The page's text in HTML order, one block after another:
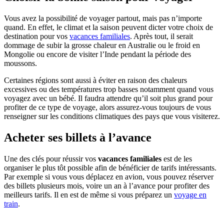
Vous avez la possibilité de voyager partout, mais pas n’importe
quand. En effet, le climat et la saison peuvent dicter votre choix de
destination pour vos vacances familiales. Après tout, il serait
dommage de subir la grosse chaleur en Australie ou le froid en
Mongolie ou encore de visiter l’Inde pendant la période des
moussons.
Certaines régions sont aussi à éviter en raison des chaleurs
excessives ou des températures trop basses notamment quand vous
voyagez avec un bébé. Il faudra attendre qu’il soit plus grand pour
profiter de ce type de voyage, alors assurez-vous toujours de vous
renseigner sur les conditions climatiques des pays que vous visiterez.
Acheter ses billets à l’avance
Une des clés pour réussir vos vacances familiales est de les
organiser le plus tôt possible afin de bénéficier de tarifs intéressants.
Par exemple si vous vous déplacez en avion, vous pouvez réserver
des billets plusieurs mois, voire un an à l’avance pour profiter des
meilleurs tarifs. Il en est de même si vous préparez un voyage en
train.